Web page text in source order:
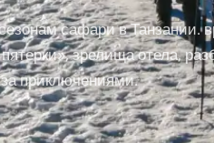
сафари в Танзании.
зрелища отела,
за приключениями.